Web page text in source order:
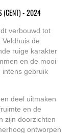
(GENT) - 2024
verbouwd tot
de
ruige karakter
en de mooi
intens gebruik
deel uitmaken
en de
zijn doorzichten
ontworpen